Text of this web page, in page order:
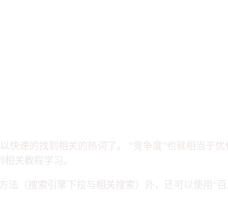
快速的找到相关的热词了。 “竞争度”也就相当于
关教程学习。
法（搜索引擎下拉与相关搜索）外，还可以使用“